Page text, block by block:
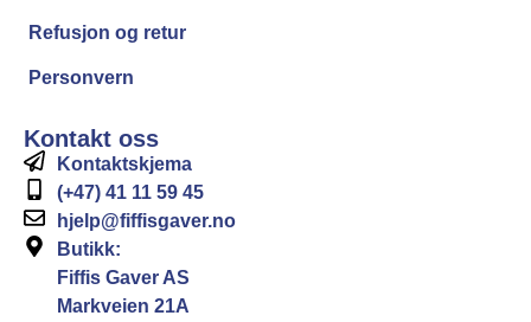
Refusjon og retur
Personvern
Kontakt oss
Kontaktskjema
(+47) 41 11 59 45
hjelp@fiffisgaver.no
Butikk:
Fiffis Gaver AS
Markveien 21A